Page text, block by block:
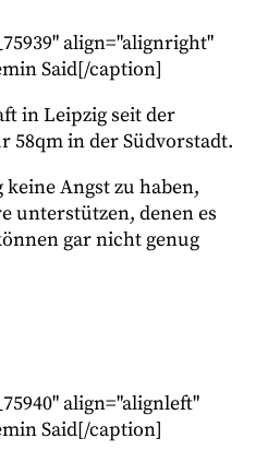
align="alignright"
Said[/caption]
in Leipzig seit der
58qm in der Südvorstadt.
Angst zu haben,
unterstützen, denen es
gar nicht genug
align="alignleft"
Said[/caption]